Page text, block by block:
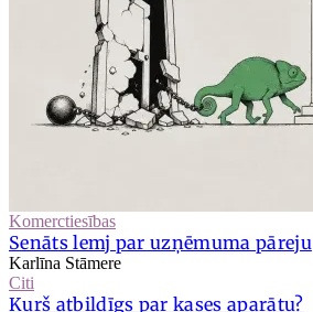
Komerctiesības
Senāts lemj par uzņēmuma pāreju
Karlīna Stāmere
Citi
Kurš atbildīgs par kases aparātu?